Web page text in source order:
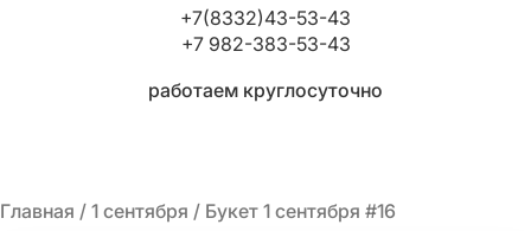
+7(8332)43-53-43
+7 982-383-53-43
работаем круглосуточно
Главная / 1 сентября / Букет 1 сентября #16